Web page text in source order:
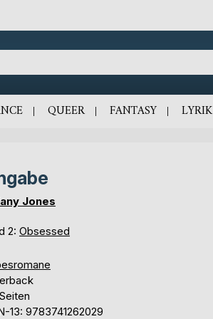
QUEER FANTASY LYRIK
Jones
2: Obsessed
13: 9783741262029